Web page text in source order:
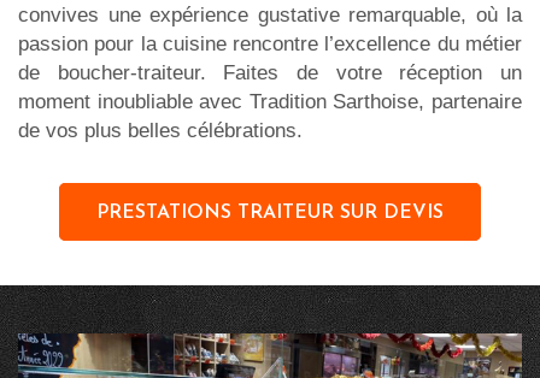
convives une expérience gustative remarquable, où la
passion pour la cuisine rencontre l’excellence du métier
de boucher-traiteur. Faites de votre réception un
moment inoubliable avec Tradition Sarthoise, partenaire
de vos plus belles célébrations.
PRESTATIONS TRAITEUR SUR DEVIS